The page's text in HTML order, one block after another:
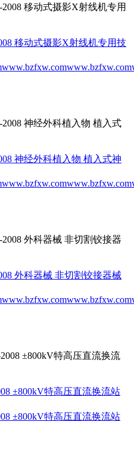
移动式摄影X射线机专用技
神经外科植入物 植入式神
外科器械 非切割铰接器械
±800kV特高压直流换流站
±800kV特高压直流换流站